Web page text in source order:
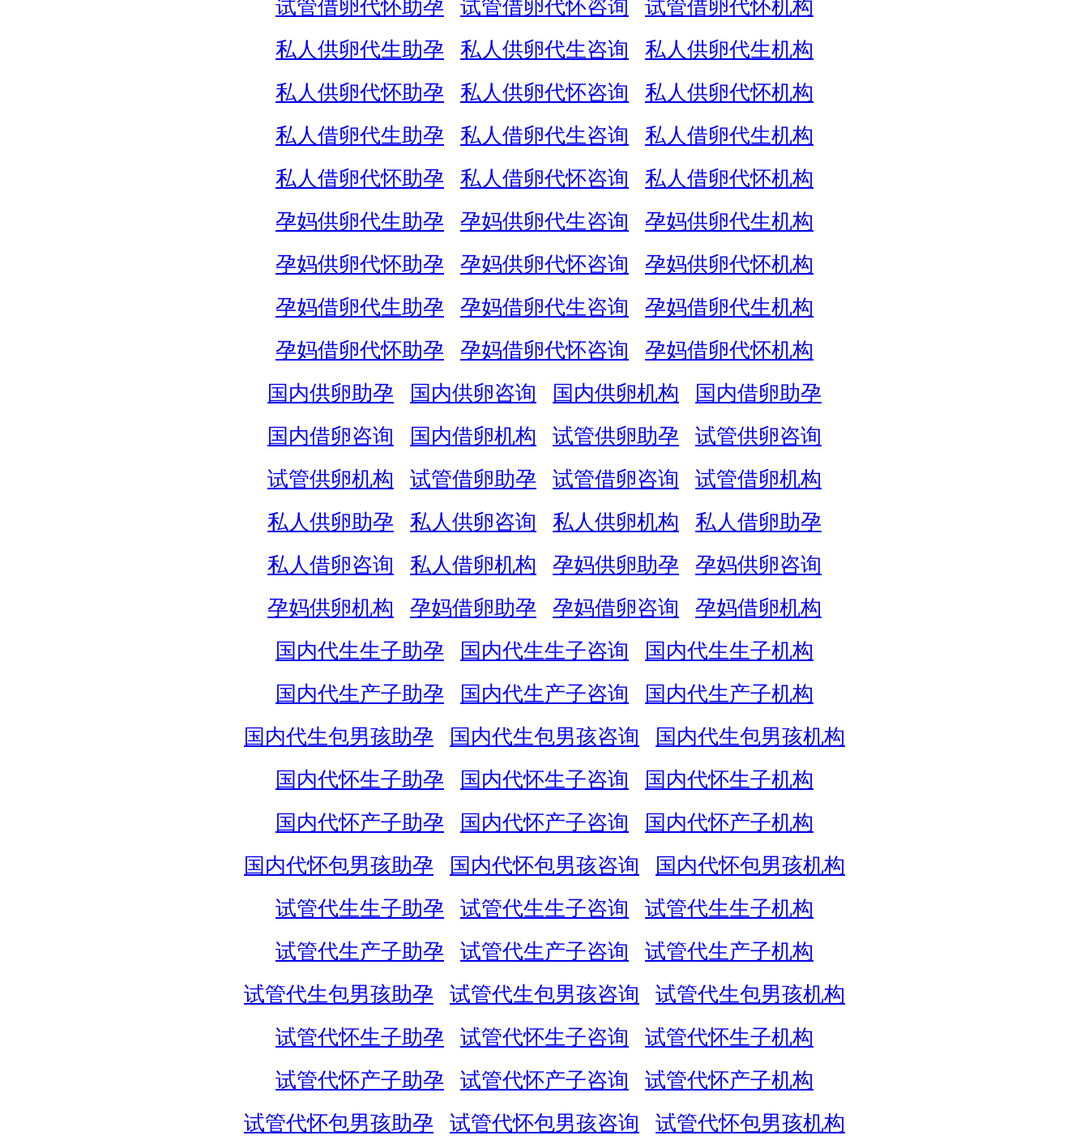
试管借卵代怀助孕
试管借卵代怀咨询
试管借卵代怀机构
私人供卵代生助孕
私人供卵代生咨询
私人供卵代生机构
私人供卵代怀助孕
私人供卵代怀咨询
私人供卵代怀机构
私人借卵代生助孕
私人借卵代生咨询
私人借卵代生机构
私人借卵代怀助孕
私人借卵代怀咨询
私人借卵代怀机构
孕妈供卵代生助孕
孕妈供卵代生咨询
孕妈供卵代生机构
孕妈供卵代怀助孕
孕妈供卵代怀咨询
孕妈供卵代怀机构
孕妈借卵代生助孕
孕妈借卵代生咨询
孕妈借卵代生机构
孕妈借卵代怀助孕
孕妈借卵代怀咨询
孕妈借卵代怀机构
国内供卵助孕
国内供卵咨询 国内供卵机构
国内借卵助孕
国内借卵咨询
国内借卵机构 试管供卵助孕
试管供卵咨询
试管供卵机构
试管借卵助孕 试管借卵咨询
试管借卵机构
私人供卵助孕
私人供卵咨询 私人供卵机构
私人借卵助孕
私人借卵咨询
私人借卵机构 孕妈供卵助孕
孕妈供卵咨询
孕妈供卵机构
孕妈借卵助孕 孕妈借卵咨询
孕妈借卵机构
国内代生生子助孕
国内代生生子咨询
国内代生生子机构
国内代生产子助孕
国内代生产子咨询
国内代生产子机构
国内代生包男孩助孕
国内代生包男孩咨询
国内代生包男孩机构
国内代怀生子助孕
国内代怀生子咨询
国内代怀生子机构
国内代怀产子助孕
国内代怀产子咨询
国内代怀产子机构
国内代怀包男孩助孕
国内代怀包男孩咨询
国内代怀包男孩机构
试管代生生子助孕
试管代生生子咨询
试管代生生子机构
试管代生产子助孕
试管代生产子咨询
试管代生产子机构
试管代生包男孩助孕
试管代生包男孩咨询
试管代生包男孩机构
试管代怀生子助孕
试管代怀生子咨询
试管代怀生子机构
试管代怀产子助孕
试管代怀产子咨询
试管代怀产子机构
试管代怀包男孩助孕
试管代怀包男孩咨询
试管代怀包男孩机构